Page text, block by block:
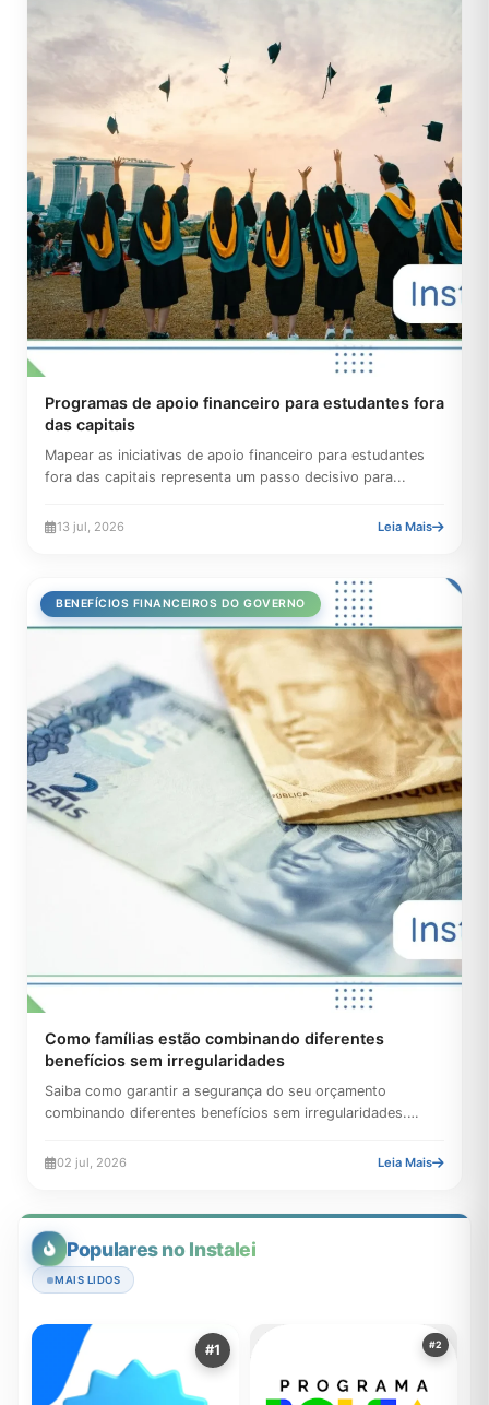
Programas de apoio financeiro para estudantes fora
das capitais
Mapear as iniciativas de apoio financeiro para estudantes
fora das capitais representa um passo decisivo para...
13 jul, 2026 Leia Mais
BENEFÍCIOS FINANCEIROS DO GOVERNO
Como famílias estão combinando diferentes
benefícios sem irregularidades
Saiba como garantir a segurança do seu orçamento
combinando diferentes benefícios sem irregularidades.
02 jul, 2026 Leia Mais
Populares no Instalei
MAIS LIDOS
#1 #2